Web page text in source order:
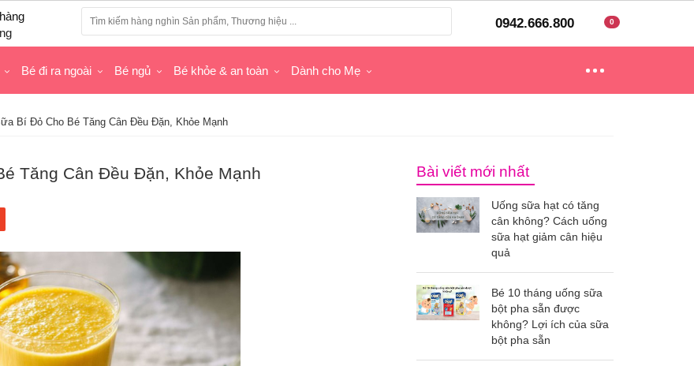
0942.666.800 0
Bé đi ra ngoài Bé ngủ Bé khỏe & an toàn Dành cho Mẹ
Bí Đỏ Cho Bé Tăng Cân Đều Đặn, Khỏe Mạnh
Tăng Cân Đều Đặn, Khỏe Mạnh Bài viết mới nhất
Uống sữa hạt có tăng
cân không? Cách uống
sữa hạt giảm cân hiệu
quả
Bé 10 tháng uống sữa
bột pha sẵn được
không? Lợi ích của sữa
bột pha sẵn